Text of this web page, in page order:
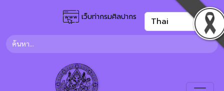
เว็บท่ากรมศิลปากร